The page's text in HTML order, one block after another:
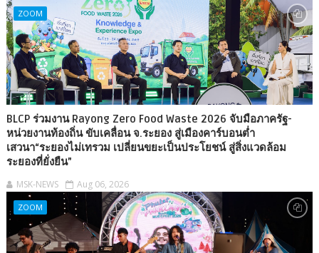
ZOOM
BLCP ร่วมงาน Rayong Zero Food Waste 2026 จับมือภาครัฐ-
หน่วยงานท้องถิ่น ขับเคลื่อน จ.ระยอง สู่เมืองคาร์บอนต่ำ
เสวนา“ระยองไม่เทรวม เปลี่ยนขยะเป็นประโยชน์ สู่สิ่งแวดล้อม
ระยองที่ยั่งยืน”
MSK-NEWS Aug 06, 2026
ZOOM